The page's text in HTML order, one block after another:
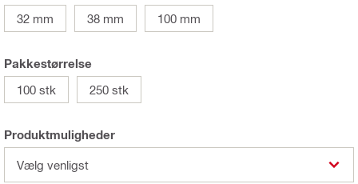
32 mm
38 mm 100 mm
Pakkestørrelse
100 stk
250 stk
Produktmuligheder
Vælg venligst